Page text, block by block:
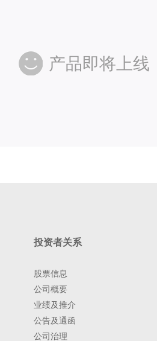
产品即将上线
投资者关系
股票信息
公司概要
业绩及推介
公告及通函
公司治理